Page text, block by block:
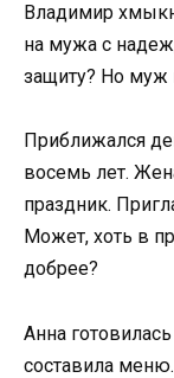
Владимир
на мужа с
защиту? Но муж
Приближался
восемь лет.
праздник.
Может, хоть в
добрее?
Анна
составила меню.